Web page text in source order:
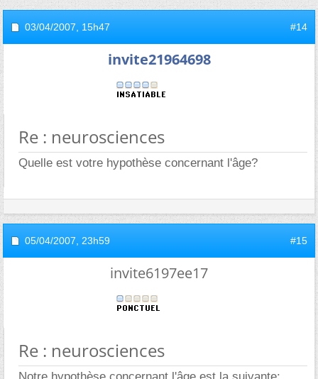
03/04/2007, 15h47 #14
invite21964698
Re : neurosciences
Quelle est votre hypothèse concernant l'âge?
05/04/2007, 23h59 #15
invite6197ee17
Re : neurosciences